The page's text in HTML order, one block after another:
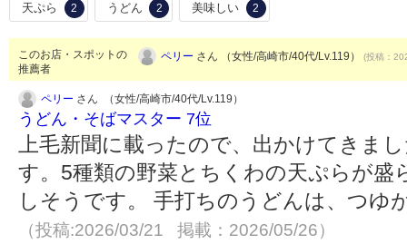
天ぷら 2 うどん 2 美味しい 2
このお店・スポットの
推薦者
ペリー さん （女性/高崎市/40代/Lv.119） (投稿：
ペリー さん （女性/高崎市/40代/Lv.119）
うどん・そばマスター 7位
上毛新聞に載ったので、出かけてきま
す。5種類の野菜とちくわの天ぷらが盛
しそうです。 手打ちのうどんは、つゆ
（投稿:2026/03/21 掲載：2026/05/26）